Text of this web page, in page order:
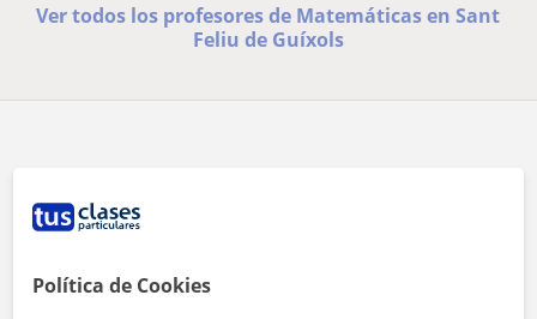
Ver todos los profesores de Matemáticas en Sant
Feliu de Guíxols
Términos y condiciones
Política de Cookies